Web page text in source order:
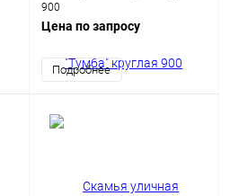
900
Цена по запросу
Подробнее